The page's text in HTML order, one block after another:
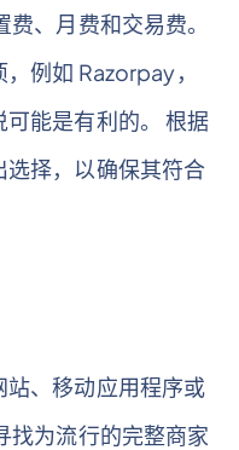
、月费和交易费。
例如 Razorpay，
能是有利的。 根据
择，以确保其符合
、移动应用程序或
找为流行的完整商家